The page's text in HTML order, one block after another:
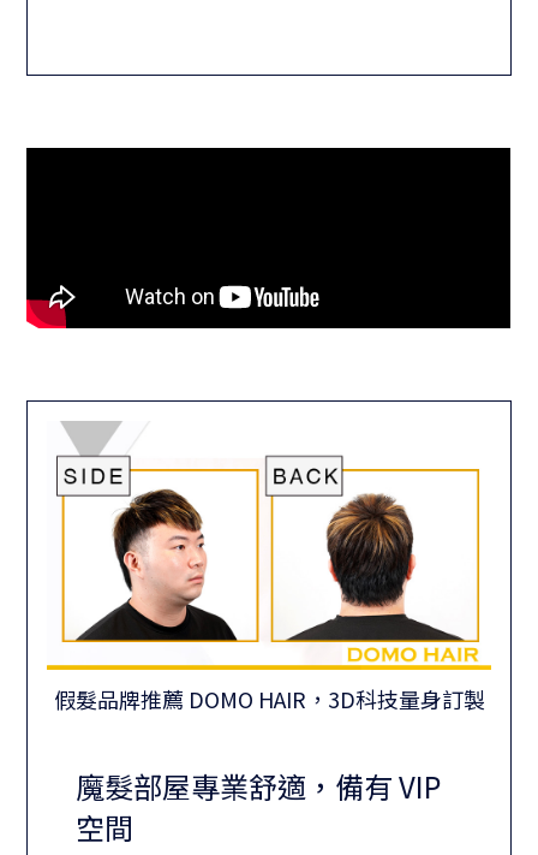
假髮品牌推薦 DOMO HAIR，3D科技量身訂製
魔髮部屋專業舒適，備有 VIP
空間